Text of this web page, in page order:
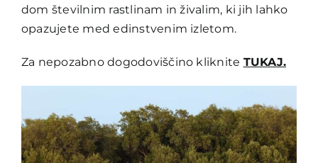
dom številnim rastlinam in živalim, ki jih lahko
opazujete med edinstvenim izletom.
Za nepozabno dogodoviščino kliknite TUKAJ.